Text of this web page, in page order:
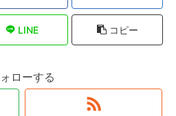
LINE コピー
ローする